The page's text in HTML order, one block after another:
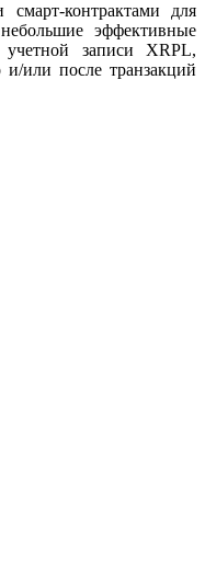
контрактами для
эффективные
записи XRPL,
или после транзакций